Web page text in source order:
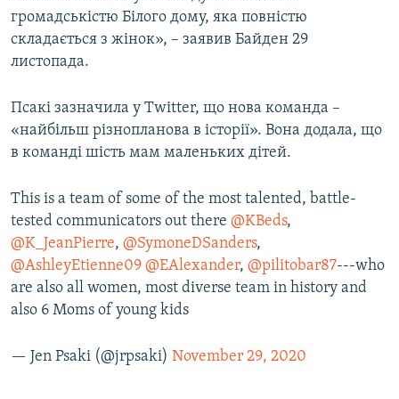
громадськістю Білого дому, яка повністю
складається з жінок», – заявив Байден 29
листопада.
Псакі зазначила у Twitter, що нова команда –
«найбільш різнопланова в історії». Вона додала, що
в команді шість мам маленьких дітей.
This is a team of some of the most talented, battle-
tested communicators out there @KBeds,
@K_JeanPierre, @SymoneDSanders,
@AshleyEtienne09 @EAlexander, @pilitobar87---who
are also all women, most diverse team in history and
also 6 Moms of young kids
— Jen Psaki (@jrpsaki) November 29, 2020